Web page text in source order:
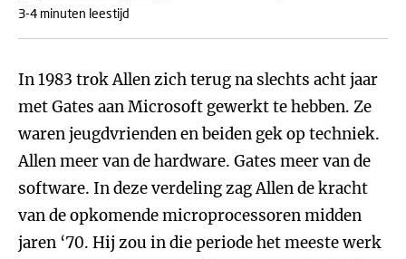
3-4 minuten leestijd
In 1983 trok Allen zich terug na slechts acht jaar
met Gates aan Microsoft gewerkt te hebben. Ze
waren jeugdvrienden en beiden gek op techniek.
Allen meer van de hardware. Gates meer van de
software. In deze verdeling zag Allen de kracht
van de opkomende microprocessoren midden
jaren ‘70. Hij zou in die periode het meeste werk